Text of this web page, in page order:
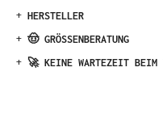
+ HERSTELLER
+ 🤠 GRÖSSENBERATUNG
+ 🚀 KEINE WARTEZEIT BEIM